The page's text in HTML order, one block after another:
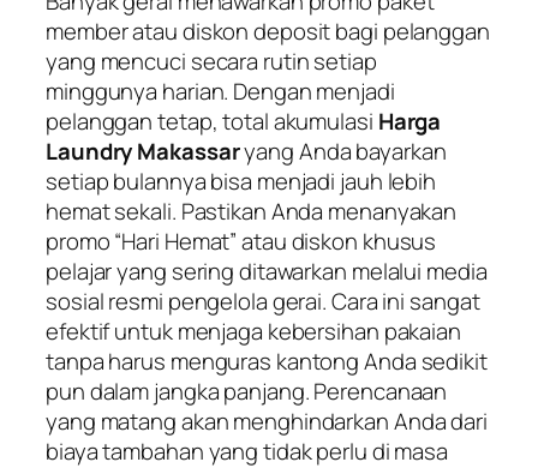
member atau diskon deposit bagi pelanggan
yang mencuci secara rutin setiap
minggunya harian. Dengan menjadi
pelanggan tetap, total akumulasi Harga
Laundry Makassaryang Anda bayarkan
setiap bulannya bisa menjadi jauh lebih
hemat sekali. Pastikan Anda menanyakan
promo “Hari Hemat” atau diskon khusus
pelajar yang sering ditawarkan melalui media
sosial resmi pengelola gerai. Cara ini sangat
efektif untuk menjaga kebersihan pakaian
tanpa harus menguras kantong Anda sedikit
pun dalam jangka panjang. Perencanaan
yang matang akan menghindarkan Anda dari
biaya tambahan yang tidak perlu di masa